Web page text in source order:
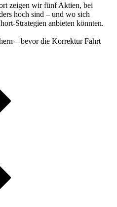
zeigen wir fünf Aktien, bei
hoch sind – und wo sich
Strategien anbieten könnten.
– bevor die Korrektur Fahrt